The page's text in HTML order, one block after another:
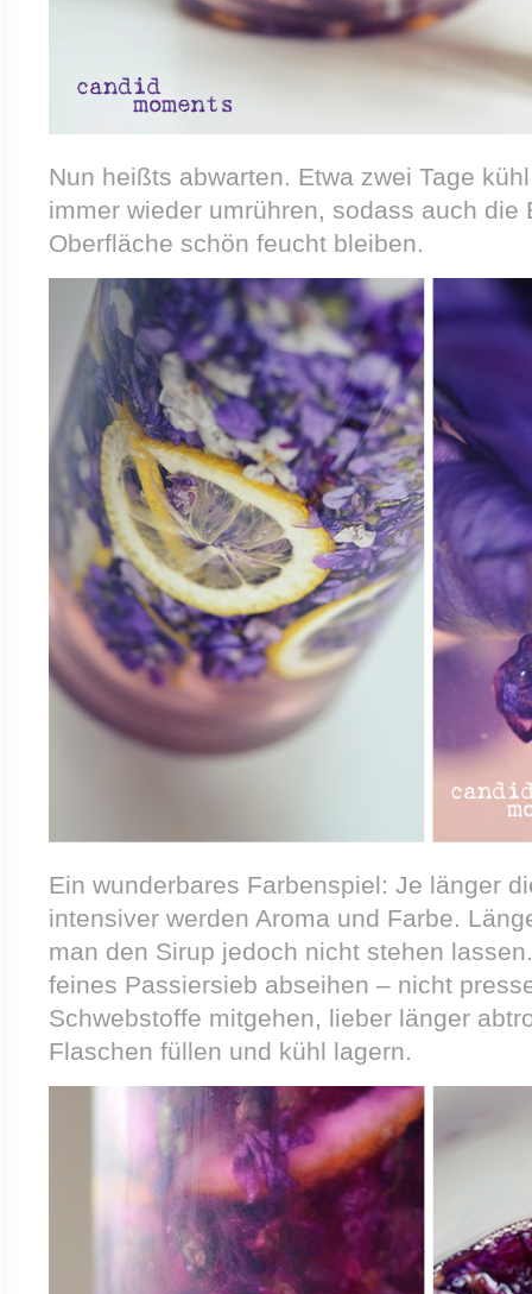
Nun heißts abwarten. Etwa zwei Tage
immer wieder umrühren, sodass auch die
Oberfläche schön feucht bleiben.
Ein wunderbares Farbenspiel: Je länger
intensiver werden Aroma und Farbe.
man den Sirup jedoch nicht stehen
feines Passiersieb abseihen – nicht
Schwebstoffe mitgehen, lieber länger
Flaschen füllen und kühl lagern.